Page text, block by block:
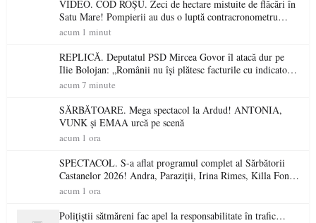
VIDEO. COD ROȘU. Zeci de hectare mistuite de flăcări în
Satu Mare! Pompierii au dus o luptă contracronometru
pentru a salva o pădure de la dezastru
acum 1 minut
REPLICĂ. Deputatul PSD Mircea Govor îl atacă dur pe
Ilie Bolojan: „Românii nu își plătesc facturile cu indicatori
economici”
acum 7 minute
SĂRBĂTOARE. Mega spectacol la Ardud! ANTONIA,
VUNK și EMAA urcă pe scenă
acum 1 ora
SPECTACOL. S-a aflat programul complet al Sărbătorii
Castanelor 2026! Andra, Paraziții, Irina Rimes, Killa Fonic,
Zdob și Zdub și Fuego vin la Baia Mare
acum 1 ora
Polițiștii sătmăreni fac apel la responsabilitate în trafic…